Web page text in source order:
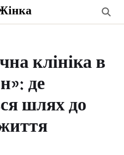
клініка в
де
шлях до